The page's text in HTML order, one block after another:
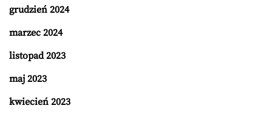
grudzień 2024
marzec 2024
listopad 2023
maj 2023
kwiecień 2023